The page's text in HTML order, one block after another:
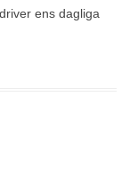
ens dagliga